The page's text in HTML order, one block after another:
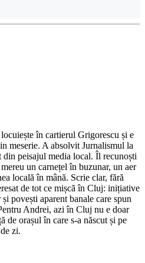
în cartierul Grigorescu și e
meserie. A absolvit Jurnalismul la
peisajul media local. Îl recunoști
un carnețel în buzunar, un aer
locală în mână. Scrie clar, fără
de tot ce mișcă în Cluj: inițiative
povești aparent banale care spun
Andrei, azi în Cluj nu e doar
de orașul în care s-a născut și pe
zi.